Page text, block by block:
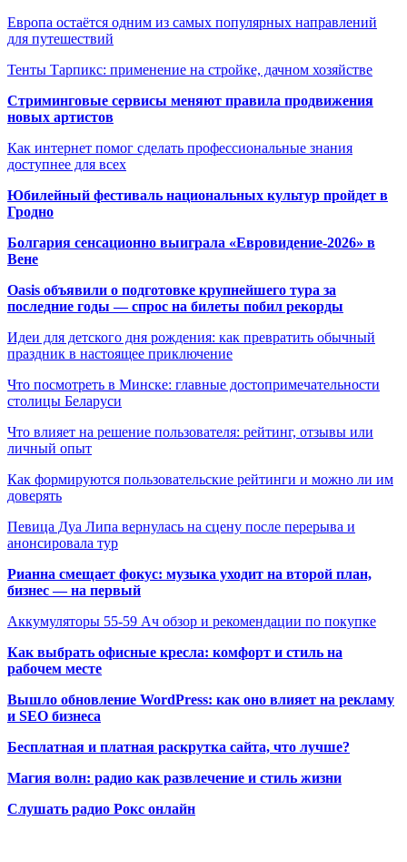
Европа остаётся одним из самых популярных направлений
для путешествий
Тенты Тарпикс: применение на стройке, дачном хозяйстве
Стриминговые сервисы меняют правила продвижения
новых артистов
Как интернет помог сделать профессиональные знания
доступнее для всех
Юбилейный фестиваль национальных культур пройдет в
Гродно
Болгария сенсационно выиграла «Евровидение-2026» в
Вене
Oasis объявили о подготовке крупнейшего тура за
последние годы — спрос на билеты побил рекорды
Идеи для детского дня рождения: как превратить обычный
праздник в настоящее приключение
Что посмотреть в Минске: главные достопримечательности
столицы Беларуси
Что влияет на решение пользователя: рейтинг, отзывы или
личный опыт
Как формируются пользовательские рейтинги и можно ли им
доверять
Певица Дуа Липа вернулась на сцену после перерыва и
анонсировала тур
Рианна смещает фокус: музыка уходит на второй план,
бизнес — на первый
Аккумуляторы 55-59 Ач обзор и рекомендации по покупке
Как выбрать офисные кресла: комфорт и стиль на
рабочем месте
Вышло обновление WordPress: как оно влияет на рекламу
и SEO бизнеса
Бесплатная и платная раскрутка сайта, что лучше?
Магия волн: радио как развлечение и стиль жизни
Слушать радио Рокс онлайн